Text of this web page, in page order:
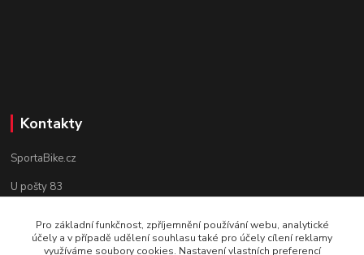
Kontakty
SportaBike.cz
U pošty 83
tel.: +420 736 274 612
Pro základní funkčnost, zpříjemnění používání webu, analytické
účely a v případě udělení souhlasu také pro účely cílení reklamy
využíváme soubory cookies. Nastavení vlastních preferencí